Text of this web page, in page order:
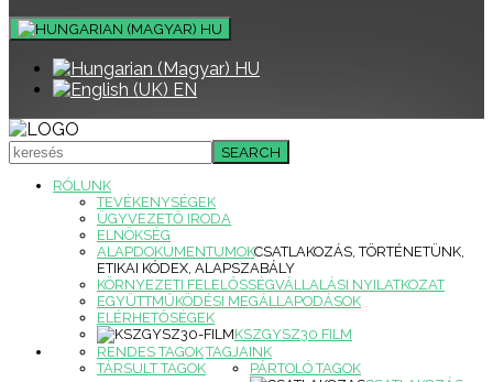
HU
HU
EN
SEARCH
RÓLUNK
TEVÉKENYSÉGEK
ÜGYVEZETŐ IRODA
ELNÖKSÉG
ALAPDOKUMENTUMOKCSATLAKOZÁS, TÖRTÉNETÜNK,
ETIKAI KÓDEX, ALAPSZABÁLY
KÖRNYEZETI FELELŐSSÉGVÁLLALÁSI NYILATKOZAT
EGYÜTTMŰKÖDÉSI MEGÁLLAPODÁSOK
ELÉRHETŐSÉGEK
KSZGYSZ30 FILM
TAGJAINK
RENDES TAGOK
TÁRSULT TAGOK
PÁRTOLÓ TAGOK